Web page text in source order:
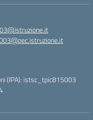
(IPA): istsc_tpic815003